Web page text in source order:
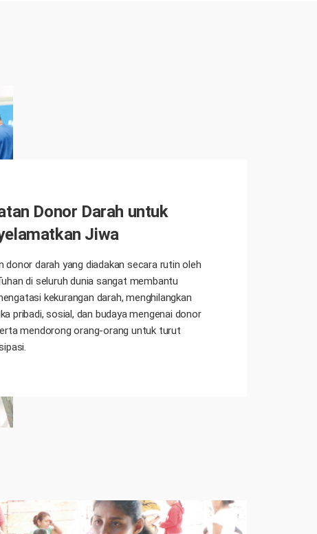
Donor Darah untuk
Jiwa
donor darah yang diadakan secara rutin oleh
di seluruh dunia sangat membantu
kekurangan darah, menghilangkan
pribadi, sosial, dan budaya mengenai donor
mendorong orang-orang untuk turut